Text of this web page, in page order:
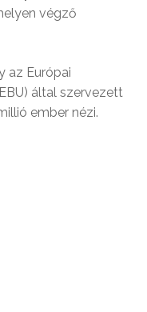
végző
az Európai
által szervezett
ember nézi.